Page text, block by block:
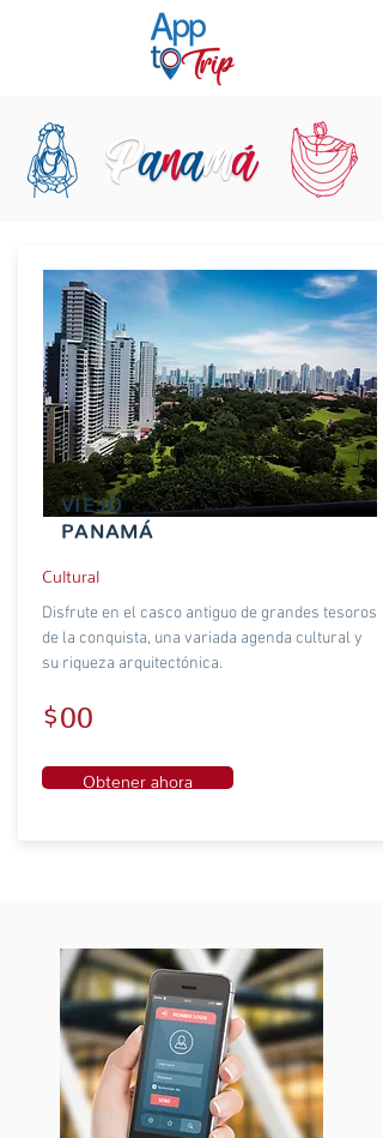
VIEJO
PANAMÁ
Cultural
Disfrute en el casco antiguo de grandes tesoros
de la conquista, una variada agenda cultural y
su riqueza arquitectónica.
$00
Obtener ahora